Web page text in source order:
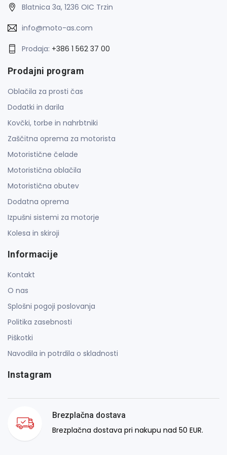
Blatnica 3a, 1236 OIC Trzin
info@moto-as.com
Prodaja: +386 1 562 37 00
Prodajni program
Oblačila za prosti čas
Dodatki in darila
Kovčki, torbe in nahrbtniki
Zaščitna oprema za motorista
Motoristične čelade
Motoristična oblačila
Motoristična obutev
Dodatna oprema
Izpušni sistemi za motorje
Kolesa in skiroji
Informacije
Kontakt
O nas
Splošni pogoji poslovanja
Politika zasebnosti
Piškotki
Navodila in potrdila o skladnosti
Instagram
Brezplačna dostava
Brezplačna dostava pri nakupu nad 50 EUR.